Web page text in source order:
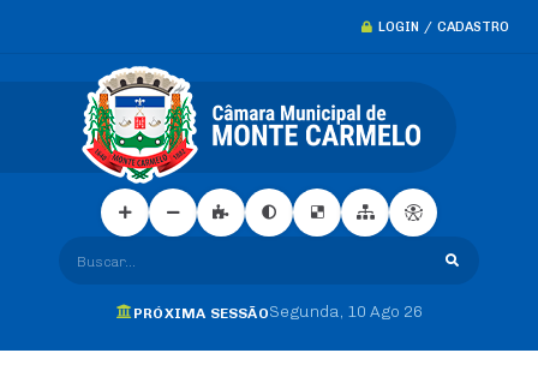
LOGIN / CADASTRO
Buscar...
PRÓXIMA SESSÃOSegunda 10 Ago 26